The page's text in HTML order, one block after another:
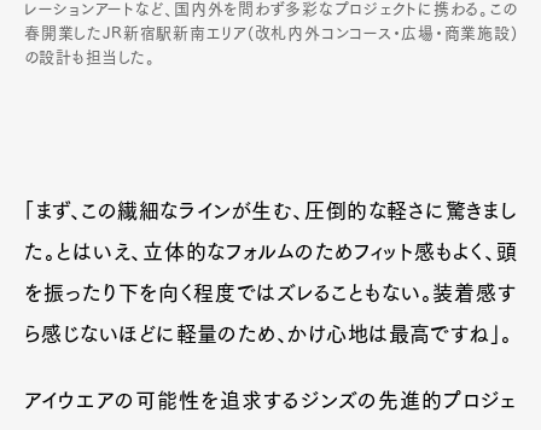
レーションアートなど、国内外を問わず多彩なプロジェクトに携わる。この
春開業したJR新宿駅新南エリア(改札内外コンコース・広場・商業施設)
の設計も担当した。
「まず、この繊細なラインが生む、圧倒的な軽さに驚きまし
た。とはいえ、立体的なフォルムのためフィット感もよく、頭
を振ったり下を向く程度ではズレることもない。装着感す
ら感じないほどに軽量のため、かけ心地は最高ですね」。
アイウエアの可能性を追求するジンズの先進的プロジェ